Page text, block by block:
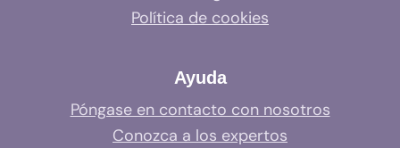
Política de cookies
Ayuda
Póngase en contacto con nosotros
Conozca a los expertos